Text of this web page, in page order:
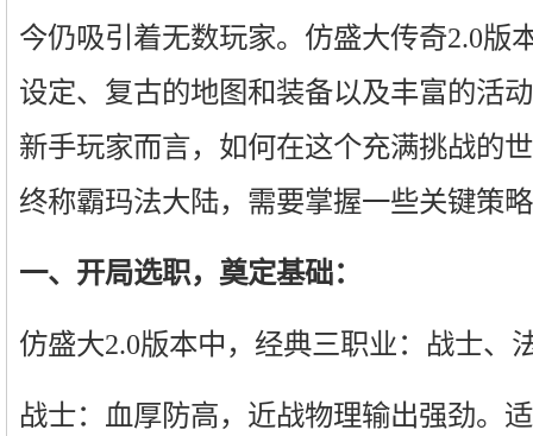
今仍吸引着无数玩家。仿盛大传奇2.0版
设定、复古的地图和装备以及丰富的活
新手玩家而言，如何在这个充满挑战的
终称霸玛法大陆，需要掌握一些关键策
一、开局选职，奠定基础：
仿盛大2.0版本中，经典三职业：战士、
战士：血厚防高，近战物理输出强劲。